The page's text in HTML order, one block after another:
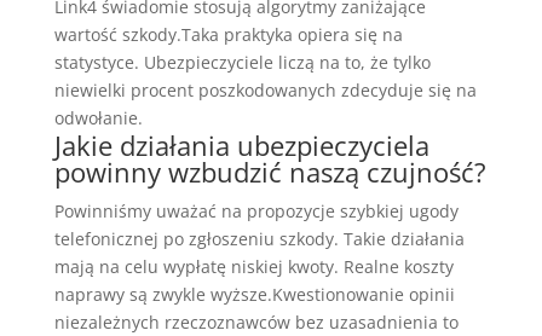
Link4 świadomie stosują algorytmy zaniżające
wartość szkody.Taka praktyka opiera się na
statystyce. Ubezpieczyciele liczą na to, że tylko
niewielki procent poszkodowanych zdecyduje się na
odwołanie.
Jakie działania ubezpieczyciela
powinny wzbudzić naszą czujność?
Powinniśmy uważać na propozycje szybkiej ugody
telefonicznej po zgłoszeniu szkody. Takie działania
mają na celu wypłatę niskiej kwoty. Realne koszty
naprawy są zwykle wyższe.Kwestionowanie opinii
niezależnych rzeczoznawców bez uzasadnienia to